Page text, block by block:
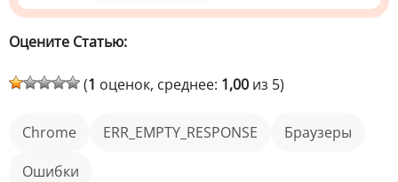
Оцените Статью:
(1 оценок, среднее: 1,00 из 5)
Chrome ERR_EMPTY_RESPONSE
Браузеры
ошибки